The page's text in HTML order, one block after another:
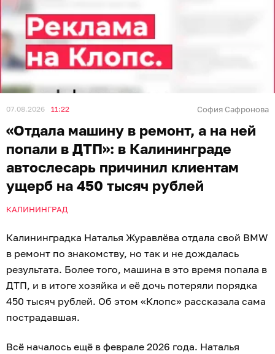
07.08.2026 11:22 София Сафронова
«Отдала машину в ремонт, а на ней
попали в ДТП»: в Калининграде
автослесарь причинил клиентам
ущерб на 450 тысяч рублей
КАЛИНИНГРАД
Калининградка Наталья Журавлёва отдала свой BMW
в ремонт по знакомству, но так и не дождалась
результата. Более того, машина в это время попала в
ДТП, и в итоге хозяйка и её дочь потеряли порядка
450 тысяч рублей. Об этом «Клопс» рассказала сама
пострадавшая.
Всё началось ещё в феврале 2026 года. Наталья